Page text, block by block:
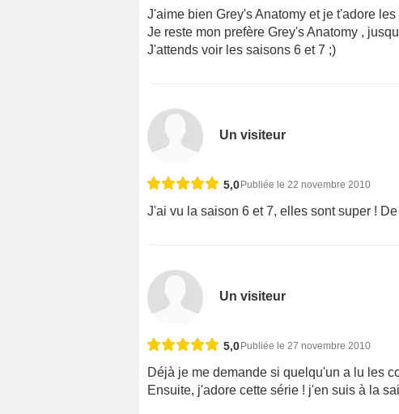
J'aime bien Grey's Anatomy et je t'adore
Je reste mon prefère Grey's Anatomy ,
J'attends voir les saisons 6 et 7 ;)
Un visiteur
5,0 Publiée le 22 novembre 2010
J'ai vu la saison 6 et 7, elles sont super !
Un visiteur
5,0 Publiée le 27 novembre 2010
Déjà je me demande si quelqu'un a lu les
Ensuite, j'adore cette série ! j'en suis à la